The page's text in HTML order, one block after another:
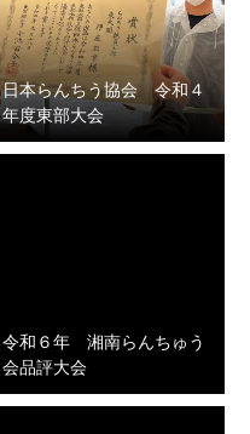
日本らんちう協会 令和４
年度東部大会
令和６年 湘南らんちゅう
会品評大会